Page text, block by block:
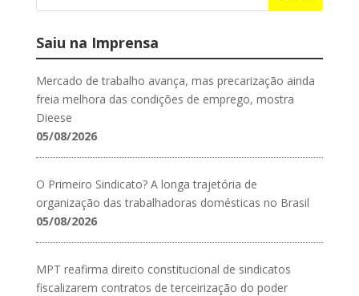
Saiu na Imprensa
Mercado de trabalho avança, mas precarização ainda
freia melhora das condições de emprego, mostra
Dieese
05/08/2026
O Primeiro Sindicato? A longa trajetória de
organização das trabalhadoras domésticas no Brasil
05/08/2026
MPT reafirma direito constitucional de sindicatos
fiscalizarem contratos de terceirização do poder